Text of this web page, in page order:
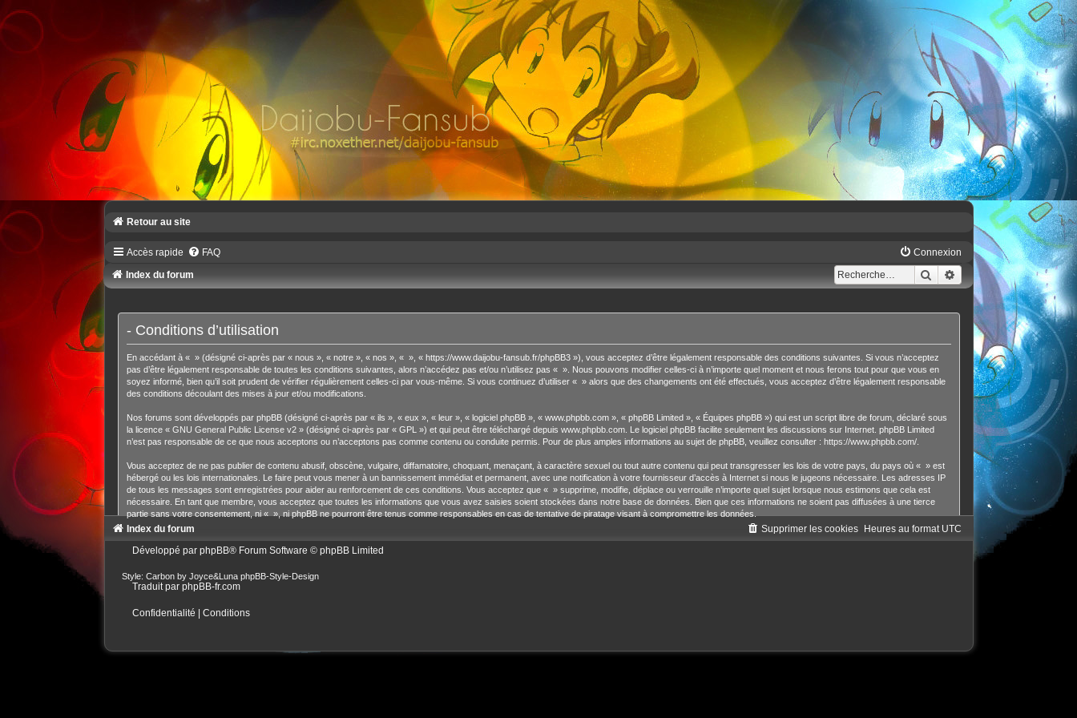
Retour au site
Accès rapide FAQ Connexion
RechercherRecherche avancée
Index du forum
- Conditions d’utilisation
En accédant à « » (désigné ci-après par « nous », « notre », « nos », « », « https://www.daijobu-fansub.fr/phpBB3 »), vous acceptez d’être légalement responsable des conditions suivantes. Si vous n’acceptez
pas d’être légalement responsable de toutes les conditions suivantes, alors n’accédez pas et/ou n’utilisez pas « ». Nous pouvons modifier celles-ci à n’importe quel moment et nous ferons tout pour que vous en
soyez informé, bien qu’il soit prudent de vérifier régulièrement celles-ci par vous-même. Si vous continuez d’utiliser « » alors que des changements ont été effectués, vous acceptez d’être légalement responsable
des conditions découlant des mises à jour et/ou modifications.
Nos forums sont développés par phpBB (désigné ci-après par « ils », « eux », « leur », « logiciel phpBB », « www.phpbb.com », « phpBB Limited », « Équipes phpBB ») qui est un script libre de forum, déclaré sous
la licence « GNU General Public License v2» (désigné ci-après par « GPL ») et qui peut être téléchargé depuis www.phpbb.com. Le logiciel phpBB facilite seulement les discussions sur Internet. phpBB Limited
n’est pas responsable de ce que nous acceptons ou n’acceptons pas comme contenu ou conduite permis. Pour de plus amples informations au sujet de phpBB, veuillez consulter : https://www.phpbb.com/.
Vous acceptez de ne pas publier de contenu abusif, obscène, vulgaire, diffamatoire, choquant, menaçant, à caractère sexuel ou tout autre contenu qui peut transgresser les lois de votre pays, du pays où « » est
hébergé ou les lois internationales. Le faire peut vous mener à un bannissement immédiat et permanent, avec une notification à votre fournisseur d’accès à Internet si nous le jugeons nécessaire. Les adresses IP
de tous les messages sont enregistrées pour aider au renforcement de ces conditions. Vous acceptez que « » supprime, modifie, déplace ou verrouille n’importe quel sujet lorsque nous estimons que cela est
nécessaire. En tant que membre, vous acceptez que toutes les informations que vous avez saisies soient stockées dans notre base de données. Bien que ces informations ne soient pas diffusées à une tierce
partie sans votre consentement, ni « », ni phpBB ne pourront être tenus comme responsables en cas de tentative de piratage visant à compromettre les données.
Index du forum Heures au format UTC
Supprimer les cookies
Développé par phpBB® Forum Software © phpBB Limited
Style: Carbon by Joyce&Luna phpBB-Style-Design
Traduit par phpBB-fr.com
Confidentialité Conditions